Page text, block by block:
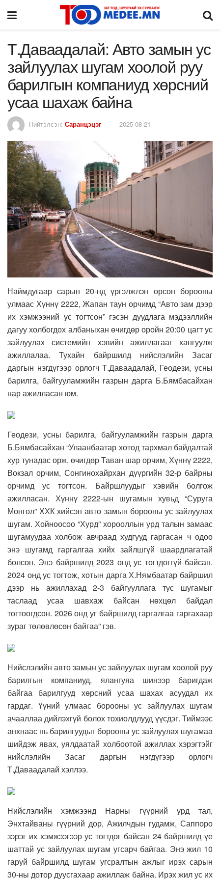
Т.Даваадалай: Авто замын ус
зайлуулах шугам хоолой руу
барилгын компаниуд хөрсний
усаа шахаж байна
Нийтэлсэн: Саранцэцэг 2025-08-21
Наймдугаар сарын 20-нд үргэлжлэн орсон борооны
улмаас Хүннү 2222, Жапан таун орчимд “Авто зам дээр
их хэмжээний ус тогтсон” гэсэн дуудлага мэдээллийн
дагуу холбогдох албаныхан өчигдөр оройн 20:00 цагт ус
зайлуулах системийн хэвийн ажиллагааг хангуулж
ажиллалаа. Тухайн байршилд нийслэлийн Засаг
даргын нэгдүгээр орлогч Т.Даваадалай, Геодези, усны
барилга, байгууламжийн газрын дарга Б.Бямбасайхан
нар ажилласан юм.
Геодези, усны барилга, байгууламжийн газрын дарга
Б.Бямбасайхан “Улаанбаатар хотод тархмал байдалтай
хур тунадас орж, өчигдөр Таван шар орчим, Хүннү 2222,
Вокзал орчим, Сонгинохайрхан дүүргийн 32-р байрны
орчимд ус тогтсон. Байршлуудыг хэвийн болгож
ажилласан. Хүннү 2222-ын шугамын хувьд “Суруга
Монгол” ХХК хийсэн авто замын борооны ус зайлуулах
шугам. Хойноосоо “Хурд” хорооллын урд талын замаас
шугамуудаа холбож авчраад худгууд гаргасан ч одоо
энэ шугамд гаргалгаа хийх зайлшгүй шаардлагатай
болсон. Энэ байршилд 2023 онд ус тогтдоггүй байсан.
2024 онд ус тогтож, хотын дарга Х.Нямбаатар байршил
дээр нь ажиллахад 2-3 байгууллага тус шугамыг
таслаад усаа шавхаж байсан нөхцөл байдал
тогтоогдсон. 2026 онд уг байршилд гаргалгаа гаргахаар
зураг төлөвлөсөн байгаа” гэв.
Нийслэлийн авто замын ус зайлуулах шугам хоолой руу
барилгын компаниуд, ялангуяа шинээр баригдаж
байгаа барилгууд хөрсний усаа шахах асуудал их
гардаг. Үүний улмаас борооны ус зайлуулах шугам
ачааллаа дийлэхгүй болох тохиолдлууд үүсдэг. Тиймээс
анхнаас нь барилгуудыг борооны ус зайлуулах шугамаа
шийдэж явах, уялдаатай холбоотой ажиллах хэрэгтэйг
нийслэлийн Засаг даргын нэгдүгээр орлогч
Т.Даваадалай хэллээ.
Нийслэлийн хэмжээнд Нарны гүүрний урд тал,
Энхтайваны гүүрний дор, Ажилчдын гудамж, Саппоро
зэрэг их хэмжээгээр ус тогтдог байсан 24 байршилд үе
шаттай ус зайлуулах шугам угсарч байгаа. Энэ жил 10
гаруй байршилд шугам угсралтын ажлыг ирэх сарын
30-ны дотор дуусгахаар ажиллаж байна. Ирэх жил ус их